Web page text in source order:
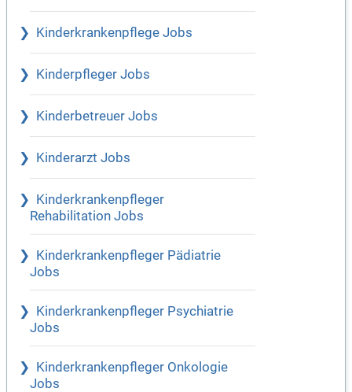
Kinderkrankenpflege Jobs
Kinderpfleger Jobs
Kinderbetreuer Jobs
Kinderarzt Jobs
Kinderkrankenpfleger
Rehabilitation Jobs
Kinderkrankenpfleger Pädiatrie
Jobs
Kinderkrankenpfleger Psychiatrie
Jobs
Kinderkrankenpfleger Onkologie
Jobs